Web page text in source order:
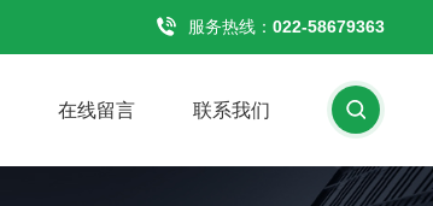
服务热线： 022-58679363
在线留言 联系我们